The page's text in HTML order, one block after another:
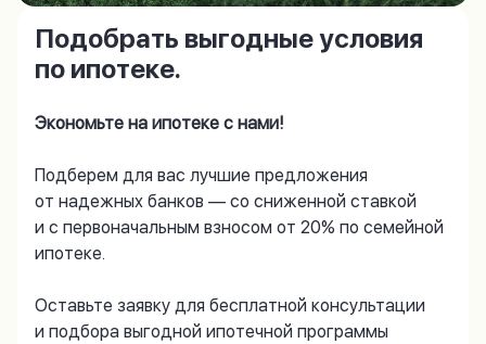
Подобрать выгодные условия
по ипотеке.
Экономьте на ипотеке с нами!
Подберем для вас лучшие предложения
от надежных банков — со сниженной ставкой
и с первоначальным взносом от 20% по семейной
ипотеке.
Оставьте заявку для бесплатной консультации
и подбора выгодной ипотечной программы